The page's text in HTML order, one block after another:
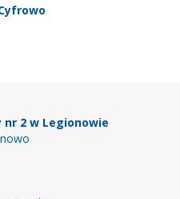
nr 2 w Legionowie